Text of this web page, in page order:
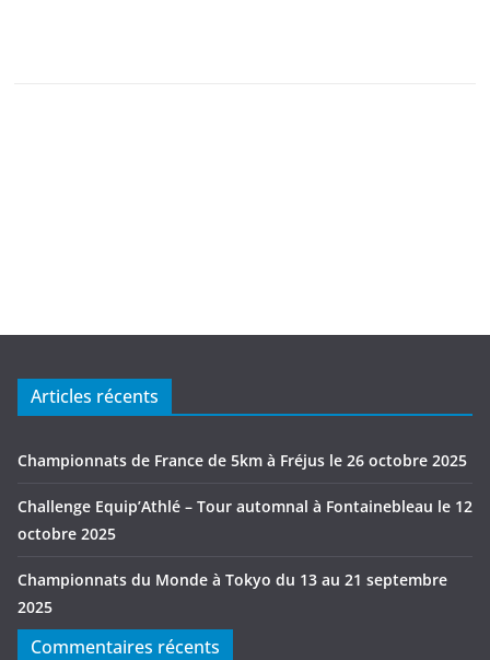
Articles récents
Championnats de France de 5km à Fréjus le 26 octobre 2025
Challenge Equip’Athlé – Tour automnal à Fontainebleau le 12
octobre 2025
Championnats du Monde à Tokyo du 13 au 21 septembre
2025
Commentaires récents